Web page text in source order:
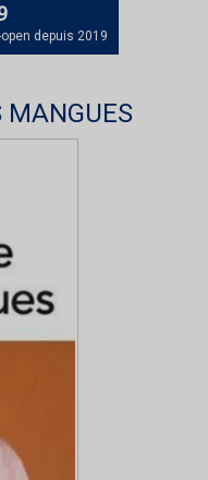
depuis 2019
MANGUES